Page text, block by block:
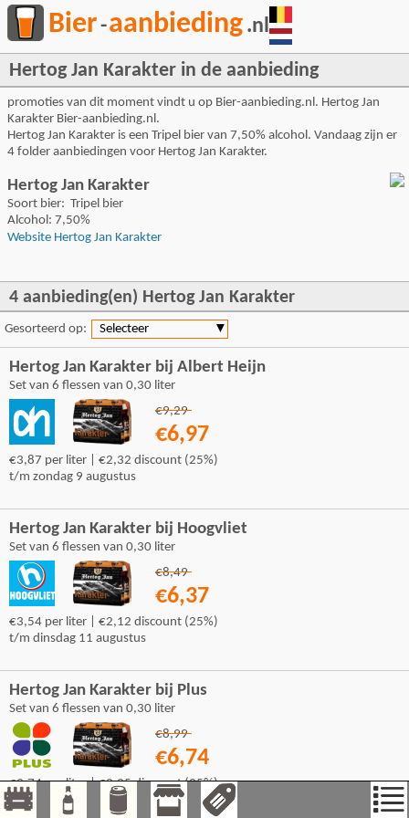
Bier-aanbieding .nl
Hertog Jan Karakter in de aanbieding
promoties van dit moment vindt u op Bier-aanbieding.nl. Hertog Jan
Karakter Bier-aanbieding.nl.
Hertog Jan Karakter is een Tripel bier van 7,50% alcohol. Vandaag zijn er
4 folder aanbiedingen voor Hertog Jan Karakter.
Hertog Jan Karakter
Soort bier: Tripel bier
Alcohol: 7,50%
Website Hertog Jan Karakter
4 aanbieding(en) Hertog Jan Karakter
Gesorteerd op: Selecteer ▼
Hertog Jan Karakter bij Albert Heijn
Set van 6 flessen van 0,30 liter
€9,29
€6,97
€3,87 per liter | €2,32 discount (25%)
t/m zondag 9 augustus
Hertog Jan Karakter bij Hoogvliet
Set van 6 flessen van 0,30 liter
€8,49
€6,37
€3,54 per liter | €2,12 discount (25%)
t/m dinsdag 11 augustus
Hertog Jan Karakter bij Plus
Set van 6 flessen van 0,30 liter
€8,99
€6,74
€3,74 per liter | €2,25 discount (25%)
t/m dinsdag 11 augustus